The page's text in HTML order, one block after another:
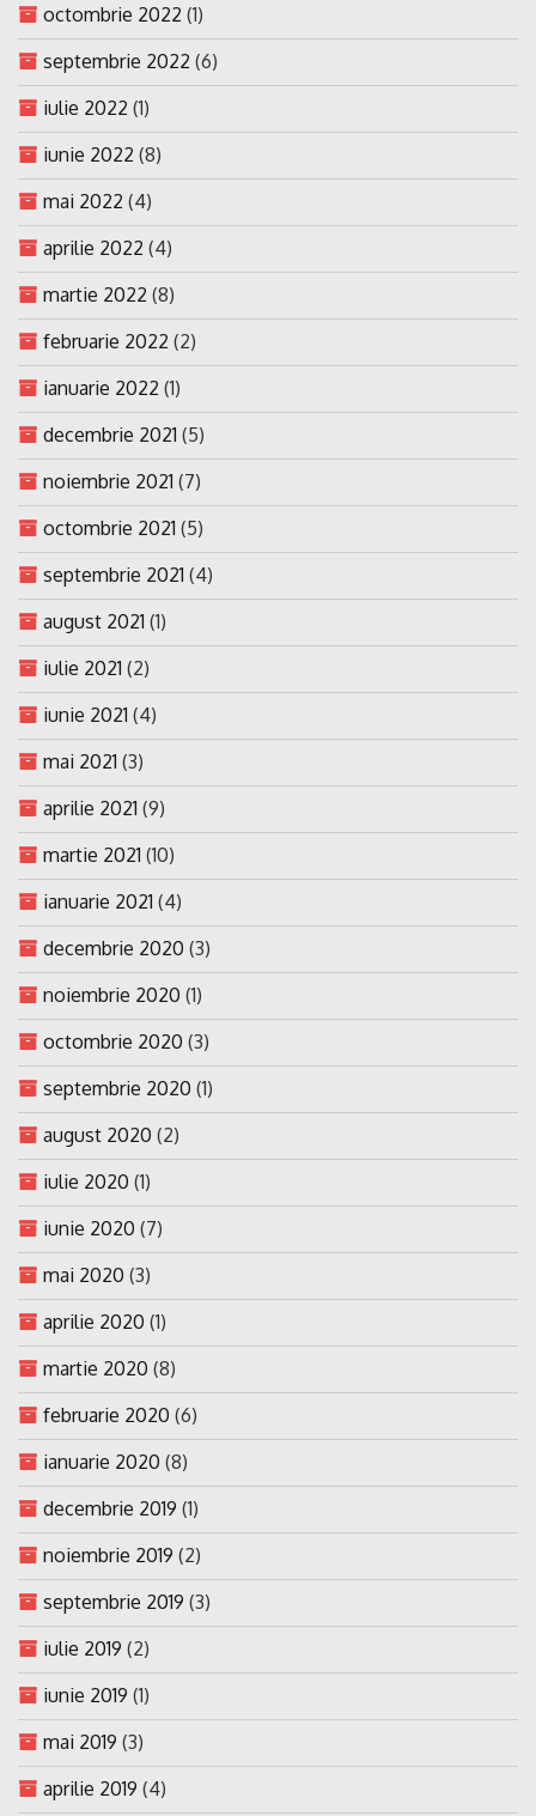
octombrie 2022 (1)
septembrie 2022 (6)
iulie 2022 (1)
iunie 2022 (8)
mai 2022 (4)
aprilie 2022 (4)
martie 2022 (8)
februarie 2022 (2)
ianuarie 2022 (1)
decembrie 2021 (5)
noiembrie 2021 (7)
octombrie 2021 (5)
septembrie 2021 (4)
august 2021 (1)
iulie 2021 (2)
iunie 2021 (4)
mai 2021 (3)
aprilie 2021 (9)
martie 2021 (10)
ianuarie 2021 (4)
decembrie 2020 (3)
noiembrie 2020 (1)
octombrie 2020 (3)
septembrie 2020 (1)
august 2020 (2)
iulie 2020 (1)
iunie 2020 (7)
mai 2020 (3)
aprilie 2020 (1)
martie 2020 (8)
februarie 2020 (6)
ianuarie 2020 (8)
decembrie 2019 (1)
noiembrie 2019 (2)
septembrie 2019 (3)
iulie 2019 (2)
iunie 2019 (1)
mai 2019 (3)
aprilie 2019 (4)